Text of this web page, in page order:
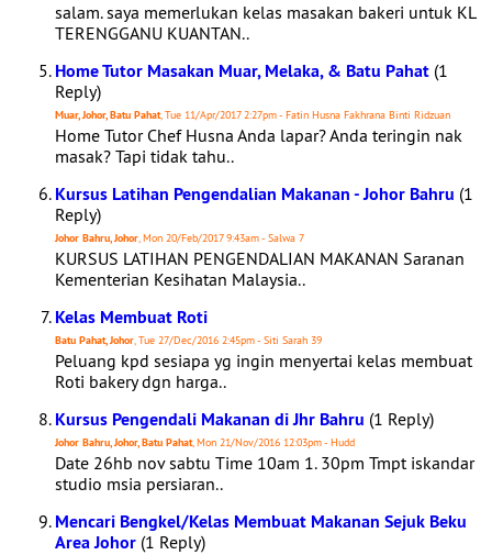
salam. saya memerlukan kelas masakan bakeri untuk KL
TERENGGANU KUANTAN..
Home Tutor Masakan Muar, Melaka, & Batu Pahat (1
Reply)
Muar, Johor, Batu Pahat, Tue 11/Apr/2017 2:27pm - Fatin Husna Fakhrana Binti Ridzuan
Home Tutor Chef Husna Anda lapar? Anda teringin nak
masak? Tapi tidak tahu..
Kursus Latihan Pengendalian Makanan - Johor Bahru (1
Reply)
Johor Bahru, Johor, Mon 20/Feb/2017 9:43am - Salwa 7
KURSUS LATIHAN PENGENDALIAN MAKANAN Saranan
Kementerian Kesihatan Malaysia..
Kelas Membuat Roti
Batu Pahat, Johor, Tue 27/Dec/2016 2:45pm - Siti Sarah 39
Peluang kpd sesiapa yg ingin menyertai kelas membuat
Roti bakery dgn harga..
Kursus Pengendali Makanan di Jhr Bahru (1 Reply)
Johor Bahru, Johor, Batu Pahat, Mon 21/Nov/2016 12:03pm - Hudd
Date 26hb nov sabtu Time 10am 1. 30pm Tmpt iskandar
studio msia persiaran..
Mencari Bengkel/Kelas Membuat Makanan Sejuk Beku
Area Johor (1 Reply)